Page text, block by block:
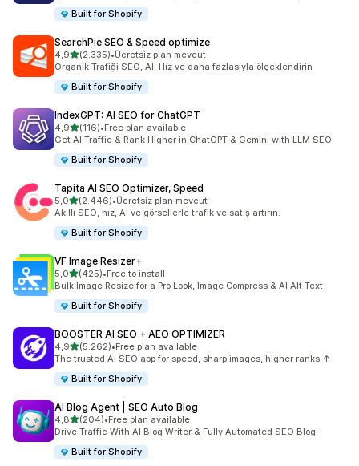
Built for Shopify
SearchPie SEO & Speed optimize
4,95 yıldız üzerinden
(2.335)
toplam 2335 değerlendirme
•Ücretsiz plan mevcut
Organik Trafiği SEO, AI, Hız ve daha fazlasıyla ölçeklendirin
Built for Shopify
IndexGPT: AI SEO for ChatGPT
4,95 yıldız üzerinden
(116)
toplam 116 değerlendirme
•Free plan available
Get AI Traffic & Rank Higher in ChatGPT & Gemini with LLM SEO
Built for Shopify
Tapita AI SEO Optimizer, Speed
5,05 yıldız üzerinden
(2.446)
toplam 2446 değerlendirme
•Ücretsiz plan mevcut
Akıllı SEO, hız, AI ve görsellerle trafik ve satış artırın.
Built for Shopify
VF Image Resizer+
5,05 yıldız üzerinden
(425)
toplam 425 değerlendirme
•Free to install
Bulk Image Resize for a Pro Look, Image Compress & AI Alt Text
Built for Shopify
BOOSTER AI SEO + AEO OPTIMIZER
4,95 yıldız üzerinden
(5.262)
toplam 5262 değerlendirme
•Free plan available
The trusted AI SEO app for speed, sharp images, higher ranks ↑
Built for Shopify
AI Blog Agent | SEO Auto Blog
4,85 yıldız üzerinden
(204)
toplam 204 değerlendirme
•Free plan available
Drive Traffic With AI Blog Writer & Fully Automated SEO Blog
Built for Shopify